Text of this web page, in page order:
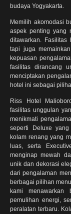
budaya Yogyakarta.
Memilih akomodasi
aspek penting yang
ditawarkan.
tapi juga
kepuasan
fasilitas dirancang
menciptakan
hotel ini sebagai
Riss Hotel
fasilitas unggulan
menikmati
seperti Deluxe
kolam renang yang
luas, serta
menginap mewah
unik dan dekorasi
dari pengalaman
berbagai pilihan
kami
pemulihan energi,
peralatan terbaru.